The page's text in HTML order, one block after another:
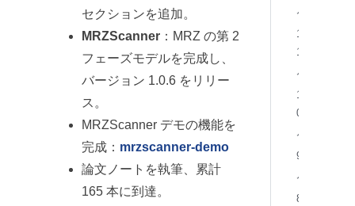
セクションを追加。
MRZScanner ：MRZ の第 2
フェーズモデルを完成し、
バージョン 1.0.6 をリリー
ス。
MRZScanner デモの機能を
完成： mrzscanner-demo
論文ノートを執筆、累計
165 本に到達。
月
1
1
月
1
0
月
9
月
8